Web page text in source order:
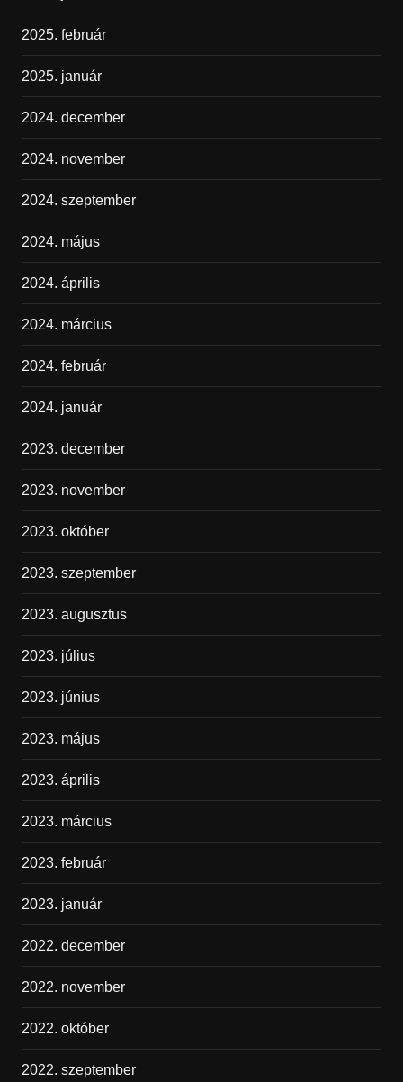
2025. február
2025. január
2024. december
2024. november
2024. szeptember
2024. május
2024. április
2024. március
2024. február
2024. január
2023. december
2023. november
2023. október
2023. szeptember
2023. augusztus
2023. július
2023. június
2023. május
2023. április
2023. március
2023. február
2023. január
2022. december
2022. november
2022. október
2022. szeptember